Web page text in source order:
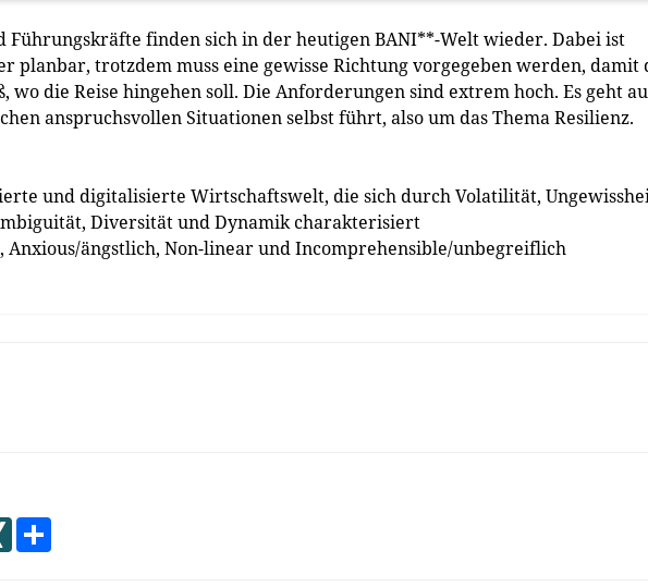
Führungskräfte finden sich in der heutigen BANI**-Welt wieder. Dabei ist
planbar, trotzdem muss eine gewisse Richtung vorgegeben werden, damit
wo die Reise hingehen soll. Die Anforderungen sind extrem hoch. Es geht
anspruchsvollen Situationen selbst führt, also um das Thema Resilienz.
und ­digitalisierte Wirtschaftswelt, die sich durch Volatilität,
Diversität und Dynamik charakterisiert
ängstlich, Non-linear und Incomprehensible/unbegreiflich
XING